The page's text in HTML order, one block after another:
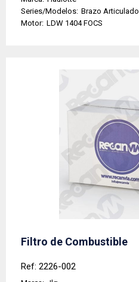
Series/Modelos: Brazo Articulado
Motor: LDW 1404 FOCS
Filtro de Combustible
Ref: 2226-002